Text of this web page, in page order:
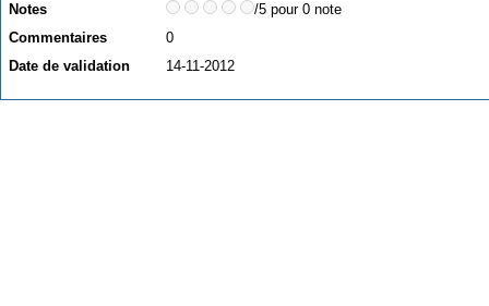
Notes
/5 pour 0 note
Commentaires
0
Date de validation
14-11-2012